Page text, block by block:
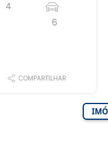
4
6
COMPARTILHAR